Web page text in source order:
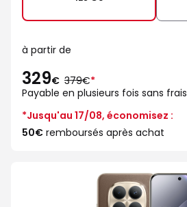
à partir de
329€ au
lieu
de
379€*
Payable en plusieurs fois sans frais
*Jusqu'au 17/08, économisez :
50€ remboursés après achat